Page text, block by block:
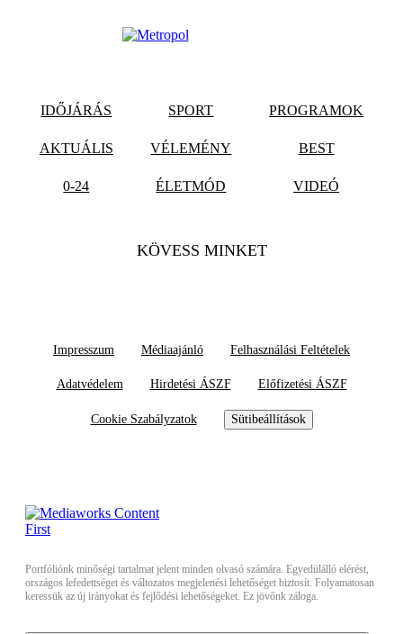
IDŐJÁRÁS SPORT PROGRAMOK
AKTUÁLIS VÉLEMÉNY BEST
0-24 ÉLETMÓD VIDEÓ
KÖVESS MINKET
Impresszum Médiaajánló Felhasználási Feltételek
Adatvédelem Hirdetési ÁSZF Előfizetési ÁSZF
Cookie Szabályzatok Sütibeállítások
Portfóliónk minőségi tartalmat jelent minden olvasó számára. Egyedülálló elérést,
országos lefedettséget és változatos megjelenési lehetőséget biztosít. Folyamatosan
keressük az új irányokat és fejlődési lehetőségeket. Ez jövőnk záloga.